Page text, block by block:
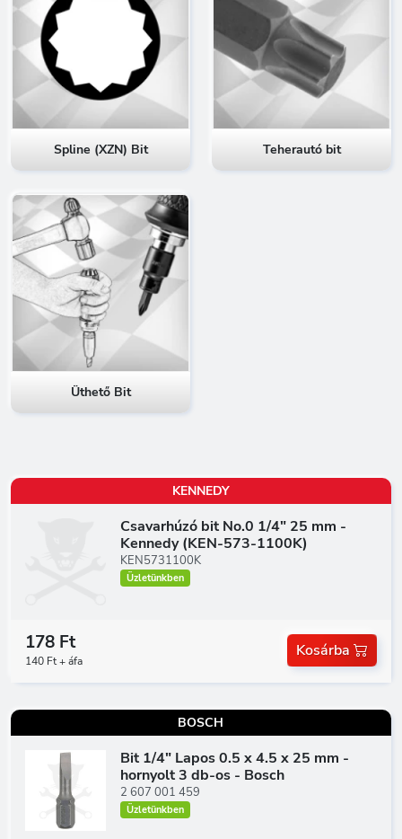
Spline (XZN) Bit Teherautó bit
Üthető Bit
KENNEDY
Csavarhúzó bit No.0 1/4" 25 mm -
Kennedy (KEN-573-1100K)
KEN5731100K
Üzletünkben
178 Ft
140 Ft + áfa
Kosárba
BOSCH
Bit 1/4" Lapos 0.5 x 4.5 x 25 mm -
hornyolt 3 db-os - Bosch
2 607 001 459
Üzletünkben